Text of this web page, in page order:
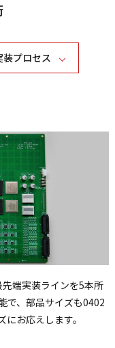
プロセス
端実装ラインを5本所
で、部品サイズも0402
お応えします。